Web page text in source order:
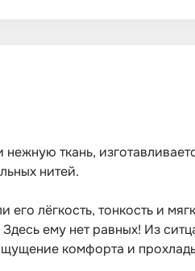
ткань,
нитей.
лёгкость, тонкость и
ему нет равных! Из
комфорта и